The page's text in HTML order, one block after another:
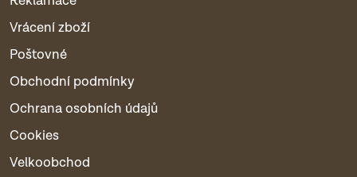
Vrácení zboží
Poštovné
Obchodní podmínky
Ochrana osobních údajů
Cookies
Velkoobchod